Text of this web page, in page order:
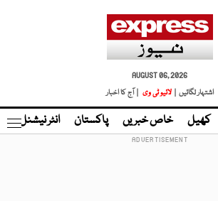
AUGUST 06, 2026
اشتہار لگائیں |
لائیو ٹی وی | آج کا اخبار
کھیل خاص خبریں پاکستان انٹر نیشنل